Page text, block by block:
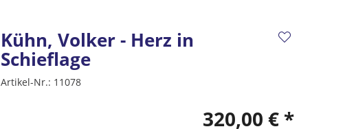
Kühn, Volker - Herz in
Schieflage
Artikel-Nr.: 11078
320,00 € *